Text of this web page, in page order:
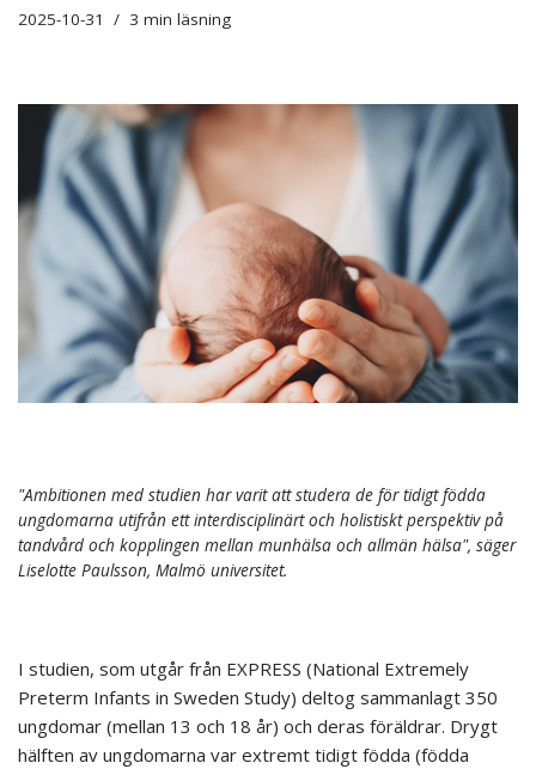
2025-10-31 3 min läsning
"Ambitionen med studien har varit att studera de för tidigt födda
ungdomarna utifrån ett interdisciplinärt och holistiskt perspektiv på
tandvård och kopplingen mellan munhälsa och allmän hälsa", säger
Liselotte Paulsson, Malmö universitet.
I studien, som utgår från EXPRESS (National Extremely
Preterm Infants in Sweden Study) deltog sammanlagt 350
ungdomar (mellan 13 och 18 år) och deras föräldrar. Drygt
hälften av ungdomarna var extremt tidigt födda (födda